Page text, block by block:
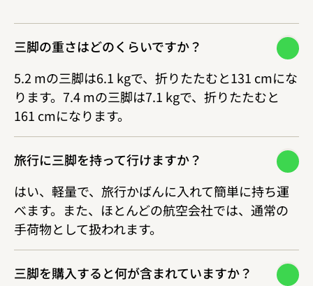
三脚の重さはどのくらいですか？
5.2 mの三脚は6.1 kgで、折りたたむと131 cmにな
ります。7.4 mの三脚は7.1 kgで、折りたたむと
161 cmになります。
旅行に三脚を持って行けますか？
はい、軽量で、旅行かばんに入れて簡単に持ち運
べます。また、ほとんどの航空会社では、通常の
手荷物として扱われます。
三脚を購入すると何が含まれていますか？